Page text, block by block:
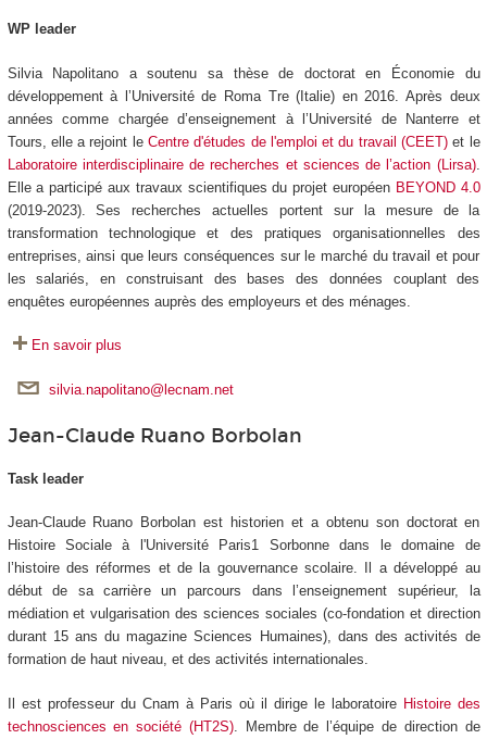
WP leader
Silvia Napolitano a soutenu sa thèse de doctorat en Économie du
développement à l’Université de Roma Tre (Italie) en 2016. Après deux
années comme chargée d’enseignement à l’Université de Nanterre et
Tours, elle a rejoint le Centre d'études de l'emploi et du travail (CEET)et le
Laboratoire interdisciplinaire de recherches et sciences de l’action (Lirsa).
Elle a participé aux travaux scientifiques du projet européen BEYOND 4.0
(2019-2023). Ses recherches actuelles portent sur la mesure de la
transformation technologique et des pratiques organisationnelles des
entreprises, ainsi que leurs conséquences sur le marché du travail et pour
les salariés, en construisant des bases des données couplant des
enquêtes européennes auprès des employeurs et des ménages.
En savoir plus
silvia.napolitano@lecnam.net
Jean-Claude Ruano Borbolan
Task leader
Jean-Claude Ruano Borbolan est historien et a obtenu son doctorat en
Histoire Sociale à l'Université Paris1 Sorbonne dans le domaine de
l’histoire des réformes et de la gouvernance scolaire. Il a développé au
début de sa carrière un parcours dans l’enseignement supérieur, la
médiation et vulgarisation des sciences sociales (co-fondation et direction
durant 15 ans du magazine Sciences Humaines), dans des activités de
formation de haut niveau, et des activités internationales.
Il est professeur du Cnam à Paris où il dirige le laboratoire Histoire des
technosciences en société (HT2S). Membre de l’équipe de direction de